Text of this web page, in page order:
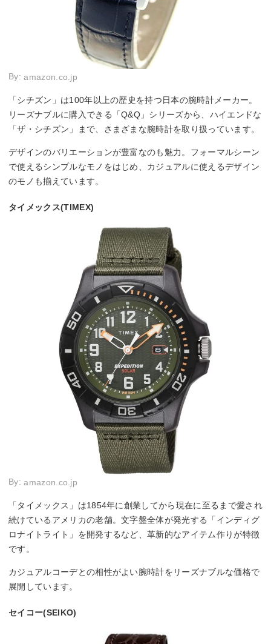
By:amazon.co.jp
「シチズン」は100年以上の歴史を持つ日本の腕時計メーカー。
リーズナブルに購入できる「Q&Q」シリーズから、ハイエンドな
「ザ・シチズン」まで、さまざまな腕時計を取り扱っています。
デザインのバリエーションが豊富なのも魅力。フォーマルシーン
で使えるシンプルなモノをはじめ、カジュアルに使えるデザイン
のモノも揃えています。
タイメックス(TIMEX)
By:amazon.co.jp
「タイメックス」は1854年に創業してから現在に至るまで愛され
続けているアメリカの老舗。文字盤全体が発光する「インディグ
ロナイトライト」を開発するなど、革新的なアイテム作りが特徴
です。
カジュアルコーデとの相性がよい腕時計をリーズナブルな価格で
展開しています。
セイコー(SEIKO)